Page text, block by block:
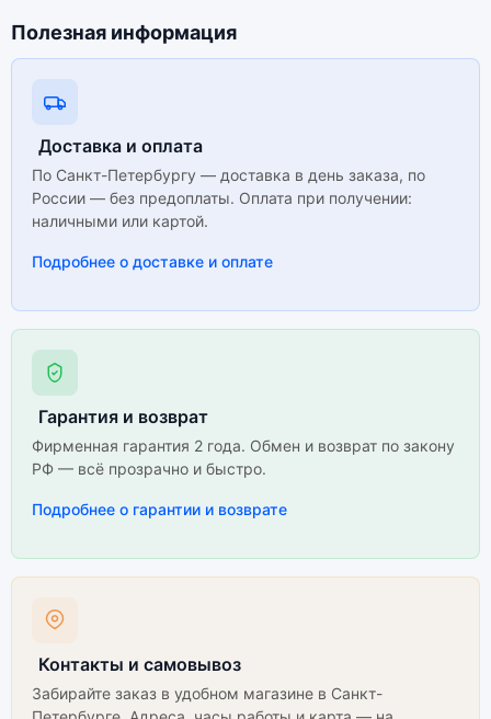
Полезная информация
Доставка и оплата
По Санкт-Петербургу — доставка в день заказа, по
России — без предоплаты. Оплата при получении:
наличными или картой.
Подробнее о доставке и оплате
Гарантия и возврат
Фирменная гарантия 2 года. Обмен и возврат по закону
РФ — всё прозрачно и быстро.
Подробнее о гарантии и возврате
Контакты и самовывоз
Забирайте заказ в удобном магазине в Санкт-